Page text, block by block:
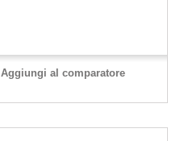
Aggiungi al comparatore